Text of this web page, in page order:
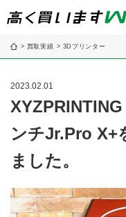
まずはお
査定をご
買
24時間
簡単操作
買取実績 3Dプリンター
2023.02.01
ンチJr.Pro X+
ました。